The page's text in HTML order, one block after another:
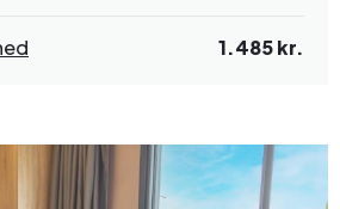
1.485 kr.